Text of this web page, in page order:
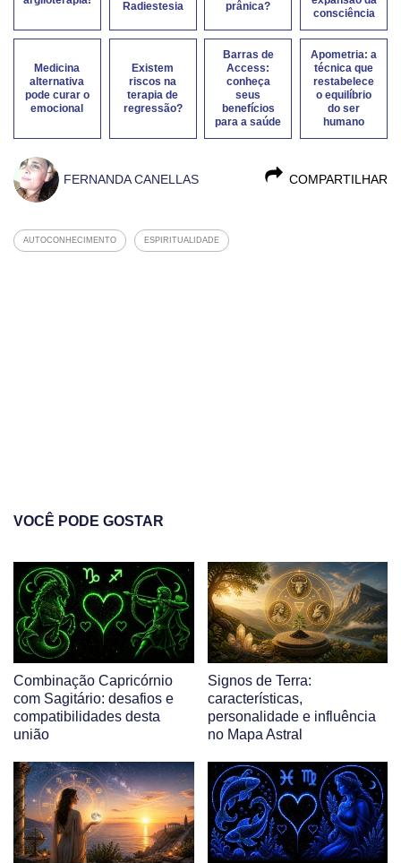
Radiestesia prânica?
consciência
Medicina
alternativa
pode curar o
emocional
Existem
riscos na
terapia de
regressão?
Barras de
Access:
conheça
seus
benefícios
para a saúde
Apometria: a
técnica que
restabelece
o equilíbrio
do ser
humano
COMPARTILHAR
FERNANDA CANELLAS
AUTOCONHECIMENTO ESPIRITUALIDADE
VOCÊ PODE GOSTAR
Combinação Capricórnio
com Sagitário: desafios e
compatibilidades desta
união
Signos de Terra:
características,
personalidade e influência
no Mapa Astral